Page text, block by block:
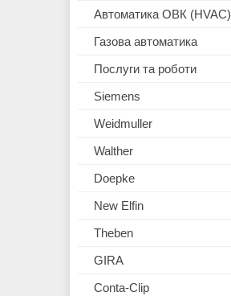
Автоматика ОВК (HVAC)
Газова автоматика
Послуги та роботи
Siemens
Weidmuller
Walther
Doepke
New Elfin
Theben
GIRA
Conta-Clip